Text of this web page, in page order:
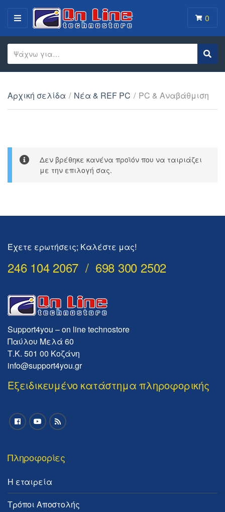
MENU
Category name
Search text
0
Αρχική σελίδα / Νέα & REF PC / PC & Αναβάθμιση
Δεν βρέθηκε κανένα προϊόν που να ταιριάζει
με την επιλογή σας.
Έχετε ερωτήσεις; Καλέστε μας!
246 104 2067 / 698 300 2502
Support4you – on line technostore
Παύλου Μελά 60
Τ.Κ. 501 00 Κοζάνη
info@support4you.gr
Εξειδικευμένο κατάστημα πληροφορικής
Πληροφορίες
Η εταιρεία
Τρόποι Αποστολής